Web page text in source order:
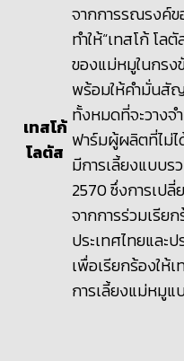
เทสโก้
โลตัส
จากการรณรงค์ข
ทำให้“เทสโก้ โล
ของแม่หมูในกรง
พร้อมให้คำมั่นสั
ทั้งหมดที่จะวางจ
ฟาร์มผู้ผลิตที่ไม่
มีการเลี้ยงแบบร
2570ซึ่งการเป
จากการร่วมเรีย
ประเทศไทยและ
เพื่อเรียกร้องให้
การเลี้ยงแม่หมู